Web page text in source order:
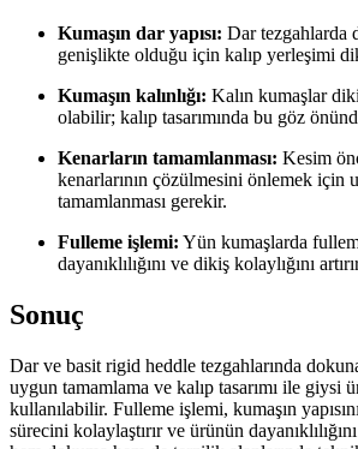
Kumaşın dar yapısı: Dar tezgahlarda
genişlikte olduğu için kalıp yerleşimi
Kumaşın kalınlığı: Kalın kumaşlar
olabilir; kalıp tasarımında bu göz
Kenarların tamamlanması: Kesim
kenarlarının çözülmesini önlemek için
tamamlanması gerekir.
Fulleme işlemi: Yün kumaşlarda
dayanıklılığını ve dikiş kolaylığını
Sonuç
Dar ve basit rigid heddle tezgahlarında
uygun tamamlama ve kalıp tasarımı ile giysi
kullanılabilir. Fulleme işlemi, kumaşın
sürecini kolaylaştırır ve ürünün